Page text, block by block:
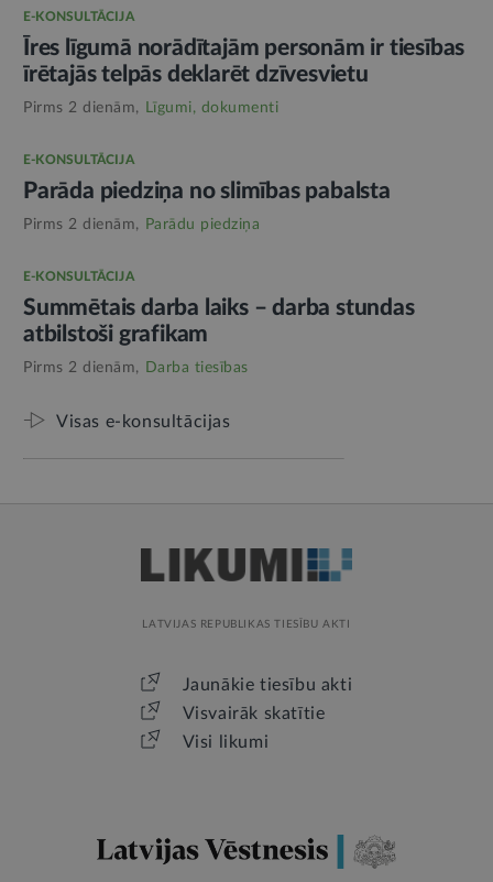
E-KONSULTĀCIJA
Īres līgumā norādītajām personām ir tiesības
īrētajās telpās deklarēt dzīvesvietu
Pirms 2 dienām, Līgumi, dokumenti
E-KONSULTĀCIJA
Parāda piedziņa no slimības pabalsta
Pirms 2 dienām, Parādu piedziņa
E-KONSULTĀCIJA
Summētais darba laiks – darba stundas
atbilstoši grafikam
Pirms 2 dienām, Darba tiesības
Visas e-konsultācijas
LATVIJAS REPUBLIKAS TIESĪBU AKTI
Jaunākie tiesību akti
Visvairāk skatītie
Visi likumi